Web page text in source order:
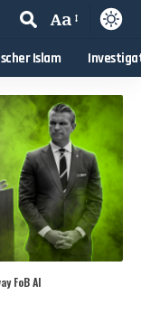
Aa
Islam
FoB AI